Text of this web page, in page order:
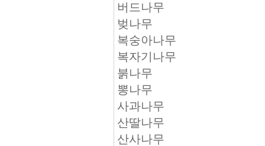
버드나무
벚나무
복숭아나무
복자기나무
붉나무
뽕나무
사과나무
산딸나무
산사나무